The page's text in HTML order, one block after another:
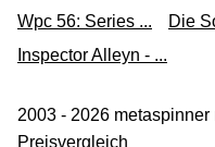
Wpc 56: Series ...
Die
Inspector Alleyn - ...
2003 - 2026
Preisvergleich